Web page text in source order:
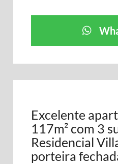
Excelente
117m² com 3
Residencial
porteira